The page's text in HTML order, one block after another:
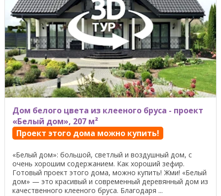
Дом белого цвета из клееного бруса - проект
«Белый дом», 207 м²
Проект этого дома можно купить!
«Белый дом»: большой, светлый и воздушный дом, с
очень хорошим содержанием. Как хороший зефир.
Готовый проект этого дома, можно купить! Жми! «Белый
дом» — это красивый и современный деревянный дом из
качественного клееного бруса. Благодаря ...